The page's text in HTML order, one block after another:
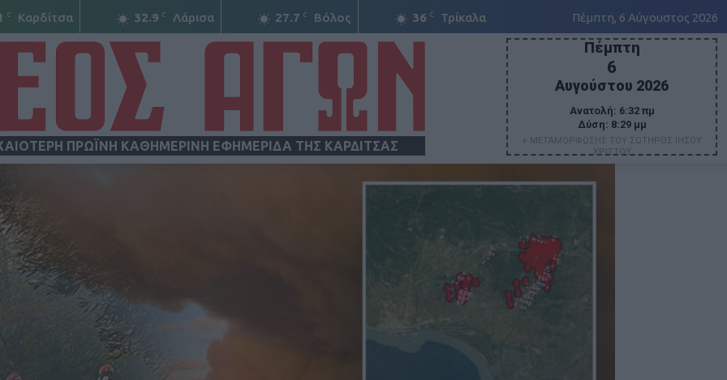
C Καρδίτσα 32.9 C Λάρισα 27.7 C Βόλος 36 C Τρίκαλα Πέμπτη, 6 Αύγουστος 2026
ΠΡΩΪΝΗ ΚΑΘΗΜΕΡΙΝΗ ΕΦΗΜΕΡΙΔΑ ΤΗΣ ΚΑΡΔΙΤΣΑΣ
ΑΓΩΝ
Πέμπτη
6
Αυγούστου 2026
Ανατολή: 6:32 πμ
Δύση: 8:29 μμ
+ ΜΕΤΑΜΟΡΦΩΣΗΣ ΤΟΥ ΣΩΤΗΡΟΣ ΙΗΣΟΥ
ΧΡΙΣΤΟΥ